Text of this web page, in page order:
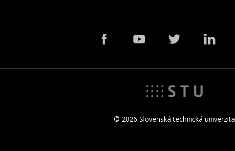
© 2026 Slovenská technická univerzita